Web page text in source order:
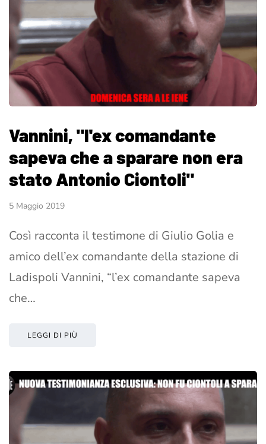
Vannini, "l'ex comandante
sapeva che a sparare non era
stato Antonio Ciontoli"
5 Maggio 2019
Così racconta il testimone di Giulio Golia e
amico dell’ex comandante della stazione di
Ladispoli Vannini, “l’ex comandante sapeva
che…
LEGGI DI PIÙ